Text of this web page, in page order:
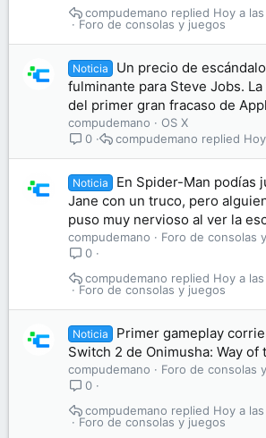
Foro de consolas y juegos
Hoy a
compudemano
Noticia
Un precio de
fulminante para Steve Jobs.
del primer gran fracaso de
compudemano
OS X
0
compudemano
Noticia
En Spider-Man podías
Jane con un truco, pero
puso muy nervioso al ver la
compudemano
Foro de consolas
0
Foro de consolas y juegos
Hoy a
compudemano
Noticia
Primer gameplay
Switch 2 de Onimusha: Way of
compudemano
Foro de consolas
0
Foro de consolas y juegos
Hoy a
compudemano